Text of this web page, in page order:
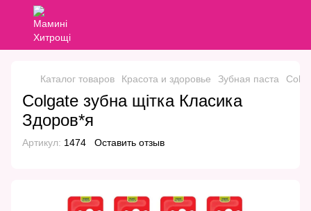
Каталог товаров Красота и здоровье Зубная паста
Colgate зубна щітка Класика
Здоров*я
Артикул: 1474 Оставить отзыв